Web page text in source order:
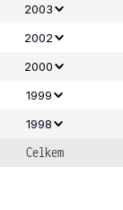
2003
2002
2000
1999
1998
Celkem